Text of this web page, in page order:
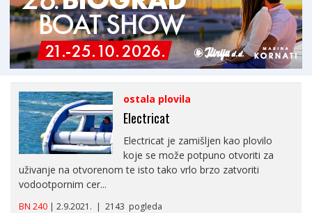
ostala plovila
Electricat
Electricat je zamišljen kao plovilo
koje se može potpuno otvoriti za
uživanje na otvorenom te isto tako vrlo brzo zatvoriti
vodootpornim cer...
BN 240 | 2.9.2021. | 2143 pogleda